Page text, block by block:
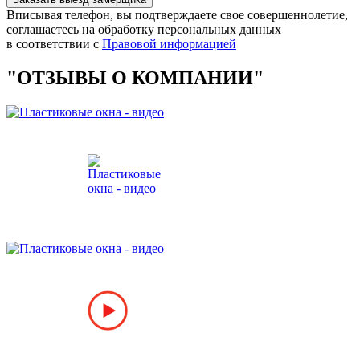
Вписывая телефон, вы подтверждаете свое совершеннолетие,
соглашаетесь на обработку персональных данных
в соответствии с Правовой информацией
"ОТЗЫВЫ О КОМПАНИИ"